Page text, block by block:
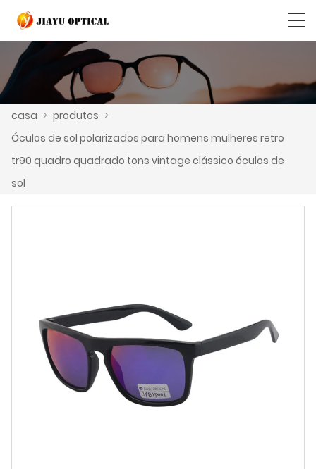
casa > produtos >
Óculos de sol polarizados para homens mulheres retro
tr90 quadro quadrado tons vintage clássico óculos de
sol